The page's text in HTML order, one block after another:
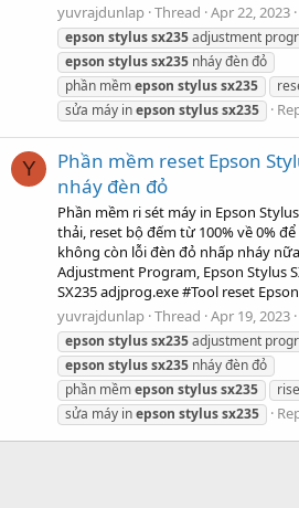
yuvrajdunlap Thread Apr 22, 2023
epson stylussx235adjustment
epson stylussx235 nháy đèn đỏ
phần mềmepson stylussx235
sửa máy inepson stylussx235
Y
Phần mềm reset Epson
nháy đèn đỏ
Phần mềm ri sét máy in Epson
thải, reset bộ đếm từ 100% về 0%
không còn lỗi đèn đỏ nhấp nháy
Adjustment Program, Epson Stylus
SX235 adjprog.exe #Tool reset
yuvrajdunlap Thread Apr 19, 2023
epson stylussx235adjustment
epson stylussx235 nháy đèn đỏ
phần mềmepson stylussx235
sửa máy inepson stylussx235